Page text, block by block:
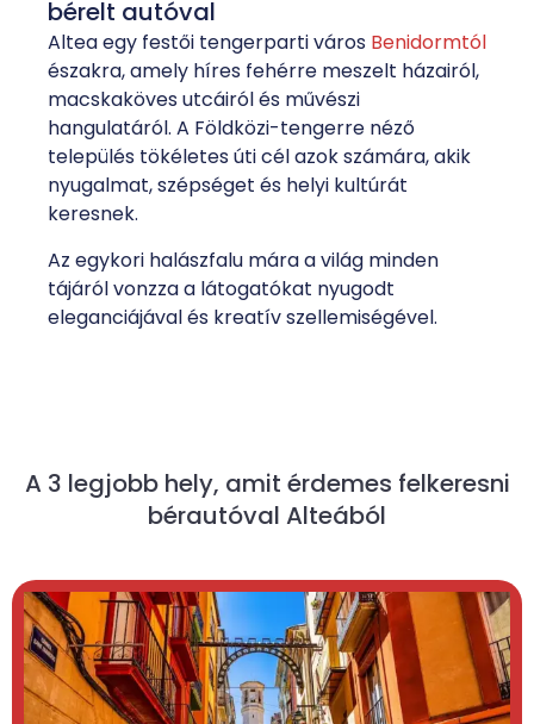
bérelt autóval
Altea egy festői tengerparti város Benidormtól
északra, amely híres fehérre meszelt házairól,
macskaköves utcáiról és művészi
hangulatáról. A Földközi-tengerre néző
település tökéletes úti cél azok számára, akik
nyugalmat, szépséget és helyi kultúrát
keresnek.
Az egykori halászfalu mára a világ minden
tájáról vonzza a látogatókat nyugodt
eleganciájával és kreatív szellemiségével.
A 3 legjobb hely, amit érdemes felkeresni
bérautóval Alteából